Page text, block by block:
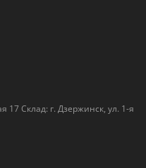
17 Cклад: г. Дзержинск, ул. 1-я